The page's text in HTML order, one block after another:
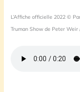
L’Affiche officielle 2022 ©
Truman Show de Peter